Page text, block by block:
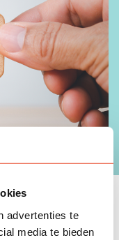
advertenties te
media te bieden